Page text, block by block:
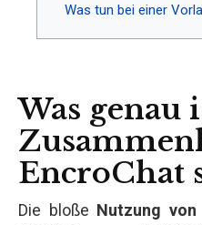
Was tun bei einer
Was genau
EncroChat
Die bloße Nutzung